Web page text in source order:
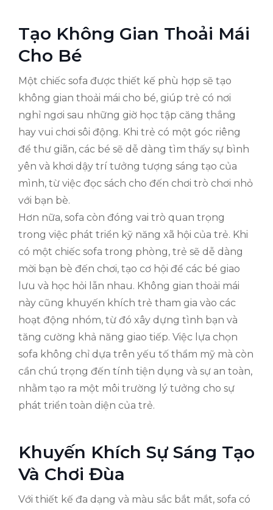
Tạo Không Gian Thoải Mái
Cho Bé
Một chiếc sofa được thiết kế phù hợp sẽ tạo
không gian thoải mái cho bé, giúp trẻ có nơi
nghỉ ngơi sau những giờ học tập căng thẳng
hay vui chơi sôi động. Khi trẻ có một góc riêng
để thư giãn, các bé sẽ dễ dàng tìm thấy sự bình
yên và khơi dậy trí tưởng tượng sáng tạo của
mình, từ việc đọc sách cho đến chơi trò chơi nhỏ
với bạn bè.
Hơn nữa, sofa còn đóng vai trò quan trọng
trong việc phát triển kỹ năng xã hội của trẻ. Khi
có một chiếc sofa trong phòng, trẻ sẽ dễ dàng
mời bạn bè đến chơi, tạo cơ hội để các bé giao
lưu và học hỏi lẫn nhau. Không gian thoải mái
này cũng khuyến khích trẻ tham gia vào các
hoạt động nhóm, từ đó xây dựng tình bạn và
tăng cường khả năng giao tiếp. Việc lựa chọn
sofa không chỉ dựa trên yếu tố thẩm mỹ mà còn
cần chú trọng đến tính tiện dụng và sự an toàn,
nhằm tạo ra một môi trường lý tưởng cho sự
phát triển toàn diện của trẻ.
Khuyến Khích Sự Sáng Tạo
Và Chơi Đùa
Với thiết kế đa dạng và màu sắc bắt mắt, sofa có